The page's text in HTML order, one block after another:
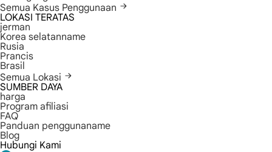
Semua Kasus Penggunaan
LOKASI TERATAS
jerman
Korea selatanname
Rusia
Prancis
Brasil
Semua Lokasi
SUMBER DAYA
harga
Program afiliasi
FAQ
Panduan penggunaname
Blog
Hubungi Kami